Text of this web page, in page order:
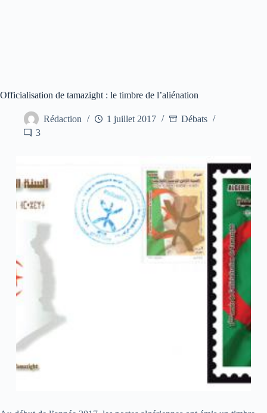
Officialisation de tamazight : le timbre de l’aliénation
Rédaction 1 juillet 2017
Débats
3